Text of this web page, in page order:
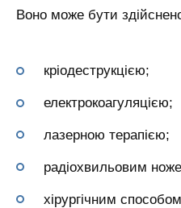
Воно може бути
кріодеструкцією;
електрокоагуляцією;
лазерною терапією;
радіохвильовим
хірургічним